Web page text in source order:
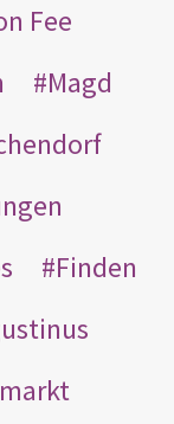
Fee
Magd
Finden